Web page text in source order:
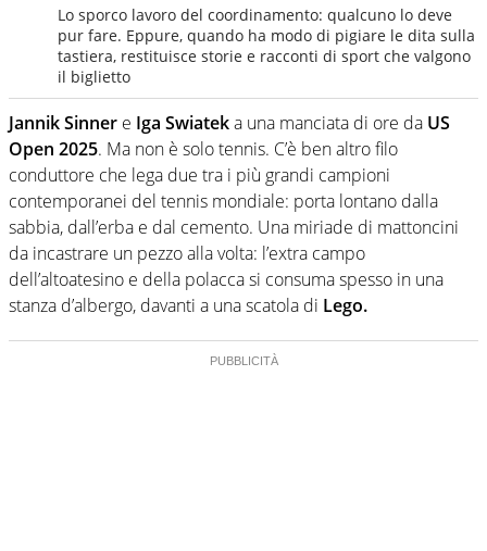
Lo sporco lavoro del coordinamento: qualcuno lo deve
pur fare. Eppure, quando ha modo di pigiare le dita sulla
tastiera, restituisce storie e racconti di sport che valgono
il biglietto
Jannik Sinner e Iga Swiateka una manciata di ore da US
Open 2025. Ma non è solo tennis. C’è ben altro filo
conduttore che lega due tra i più grandi campioni
contemporanei del tennis mondiale: porta lontano dalla
sabbia, dall’erba e dal cemento. Una miriade di mattoncini
da incastrare un pezzo alla volta: l’extra campo
dell’altoatesino e della polacca si consuma spesso in una
stanza d’albergo, davanti a una scatola di Lego.